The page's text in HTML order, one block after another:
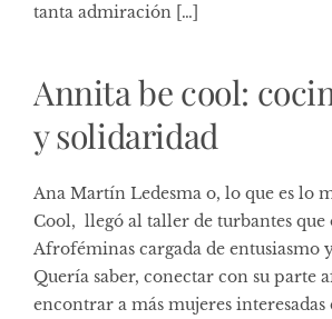
tanta admiración […]
Annita be cool:
y solidaridad
Ana Martín Ledesma o, lo que es lo
Cool, llegó al taller de turbantes que
Afroféminas cargada de entusiasmo
Quería saber, conectar con su parte
encontrar a más mujeres